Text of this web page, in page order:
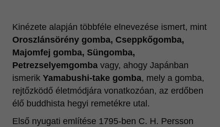
Kinézete alapján többféle elnevezése ismert, mint
Oroszlánsörény gomba, Cseppkőgomba,
Majomfej gomba, Süngomba,
Petrezselyemgomba vagy, ahogy Japánban
ismerik Yamabushi-take gomba, mely a gomba,
rejtőzködő életmódjára vonatkozóan, az erdőben
élő buddhista hegyi remetékre utal.
Első nyugati említése 1795-ben C. H. Persson